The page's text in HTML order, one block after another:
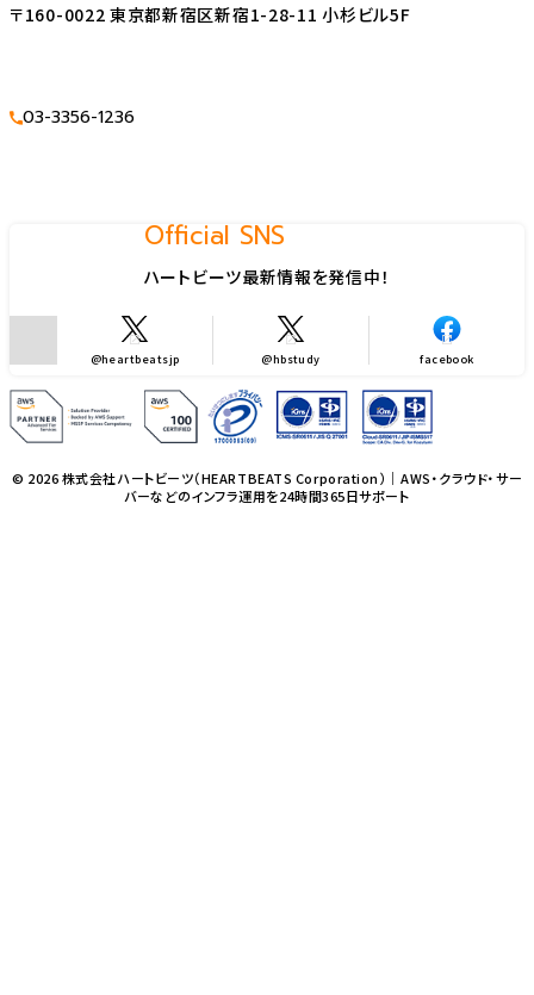
〒160-0022 東京都新宿区新宿1-28-11 小杉ビル5F
03-3356-1236
Official SNS
ハートビーツ最新情報を発信中！
@heartbeatsjp @hbstudy facebook
© 2026 株式会社ハートビーツ（HEARTBEATS Corporation）｜AWS・クラウド・サー
バーなどのインフラ運用を24時間365日サポート